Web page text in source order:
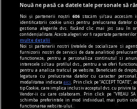
Groapa, cazul și centenarul
Eugen Barbu (20 februarie
1993) este, probabil, cel mai
controversat scriitor român
literar românesc.
Marius CHIVU
Nouă ne pasă ca datele tale personale să
Noi și partenerii noștri606 stocăm și/sau accesăm
identificatorii cookie unici pentru prelucrarea datelor
gestiona alegerile dvs. făcând clic mai jos sau în
confidențialitate. Aceste alegeri vor fi raportate
multe detalii
Noi si partenerii nostri (retelele de socializare si
furnizorii nostri de servicii de date analitice)
functioneze, pentru a personaliza continutul si
interesele si/sau profilul dvs., pentru a va oferi
pentru a analiza traficul pe website. Beneficiati de
legatura cu prelucrarea datelor cu caracter
modalitatea indicataaici
. Prin click pe “ACCEPT
tip Cookie, care implica inclusiv acceptul dvs. cu privire
Vendor-ii cu care colaboram. Prin click pe “VREAU SA
schimba preferintele in mod individual, mai putin cele
functionarea website-ului.